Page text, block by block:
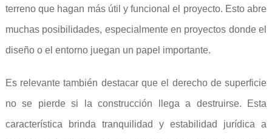
terreno que hagan más útil y funcional el proyecto. Esto abre
muchas posibilidades, especialmente en proyectos donde el
diseño o el entorno juegan un papel importante.
Es relevante también destacar que el derecho de superficie
no se pierde si la construcción llega a destruirse. Esta
característica brinda tranquilidad y estabilidad jurídica a